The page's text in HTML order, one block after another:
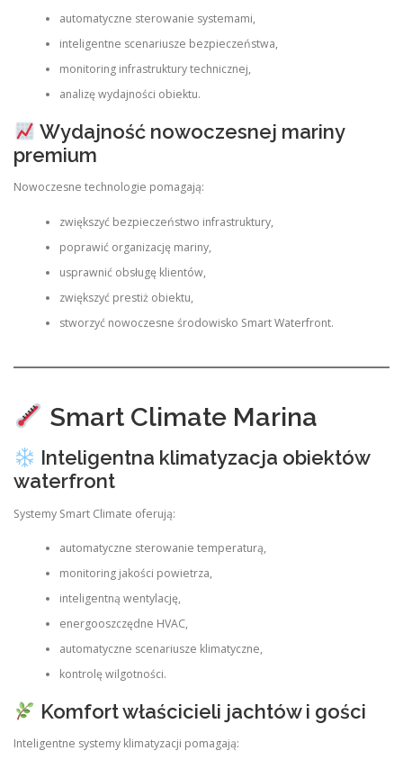
automatyczne sterowanie systemami,
inteligentne scenariusze bezpieczeństwa,
monitoring infrastruktury technicznej,
analizę wydajności obiektu.
Wydajność nowoczesnej mariny
premium
Nowoczesne technologie pomagają:
zwiększyć bezpieczeństwo infrastruktury,
poprawić organizację mariny,
usprawnić obsługę klientów,
zwiększyć prestiż obiektu,
stworzyć nowoczesne środowisko Smart Waterfront.
Smart Climate Marina
Inteligentna klimatyzacja obiektów
waterfront
Systemy Smart Climate oferują:
automatyczne sterowanie temperaturą,
monitoring jakości powietrza,
inteligentną wentylację,
energooszczędne HVAC,
automatyczne scenariusze klimatyczne,
kontrolę wilgotności.
Komfort właścicieli jachtów i gości
Inteligentne systemy klimatyzacji pomagają: